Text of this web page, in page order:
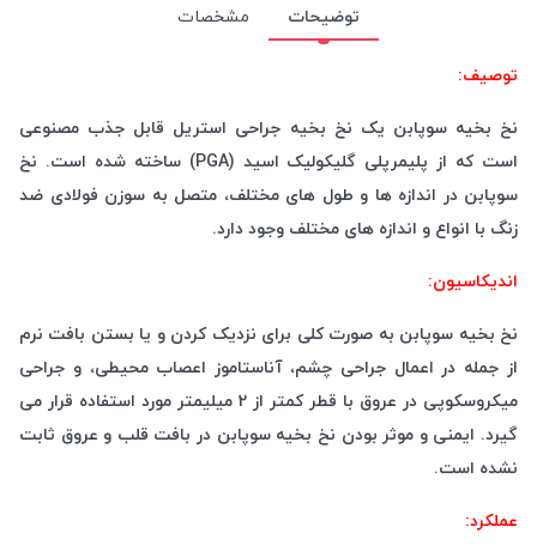
توضیحات
مشخصات
توصیف:
نخ بخیه سوپابن یک نخ بخیه جراحی استریل قابل جذب مصنوعی
است که از پلیمرپلی گلیکولیک اسید (PGA) ساخته شده است. نخ
سوپابن در اندازه ها و طول های مختلف، متصل به سوزن فولادی ضد
زنگ با انواع و اندازه های مختلف وجود دارد.
اندیکاسیون:
نخ بخیه سوپابن به صورت کلی برای نزدیک کردن و یا بستن بافت نرم
از جمله در اعمال جراحی چشم، آناستاموز اعصاب محیطی، و جراحی
میکروسکوپی در عروق با قطر کمتر از 2 میلیمتر مورد استفاده قرار می
گیرد. ایمنی و موثر بودن نخ بخیه سوپابن در بافت قلب و عروق ثابت
نشده است.
عملکرد: